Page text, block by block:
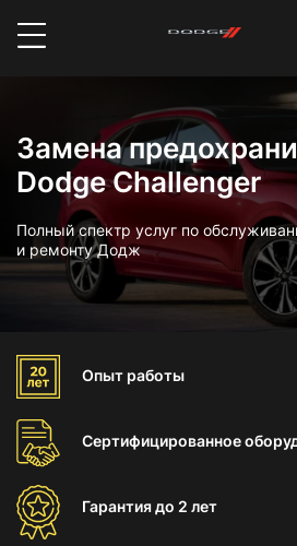
Замена
Dodge Challenger
Полный спектр услуг по
и ремонту Додж
Опыт работы
Сертифицированное
Гарантиядо 2 лет